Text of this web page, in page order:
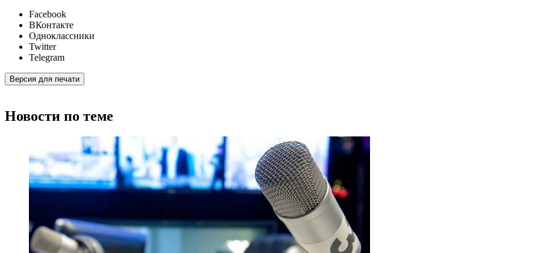
Facebook
ВКонтакте
Одноклассники
Twitter
Telegram
Версия для печати
Новости по теме